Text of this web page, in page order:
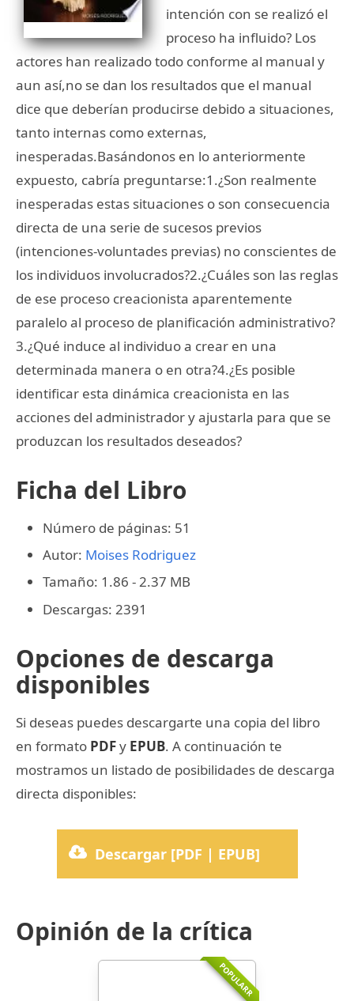
intención con se realizó el
proceso ha influido? Los
actores han realizado todo conforme al manual y
aun así,no se dan los resultados que el manual
dice que deberían producirse debido a situaciones,
tanto internas como externas,
inesperadas.Basándonos en lo anteriormente
expuesto, cabría preguntarse:1.¿Son realmente
inesperadas estas situaciones o son consecuencia
directa de una serie de sucesos previos
(intenciones-voluntades previas) no conscientes de
los individuos involucrados?2.¿Cuáles son las reglas
de ese proceso creacionista aparentemente
paralelo al proceso de planificación administrativo?
3.¿Qué induce al individuo a crear en una
determinada manera o en otra?4.¿Es posible
identificar esta dinámica creacionista en las
acciones del administrador y ajustarla para que se
produzcan los resultados deseados?
Ficha del Libro
Número de páginas: 51
Autor: Moises Rodriguez
Tamaño: 1.86 - 2.37 MB
Descargas: 2391
Opciones de descarga
disponibles
Si deseas puedes descargarte una copia del libro
en formato PDFy EPUB. A continuación te
mostramos un listado de posibilidades de descarga
directa disponibles:
Descargar [PDF | EPUB]
Opinión de la crítica
POPULARR